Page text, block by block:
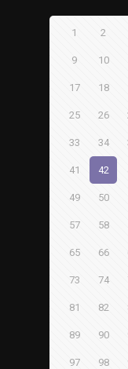
1 2
9 10
17 18
25 26
33 34
41 42
49 50
57 58
65 66
73 74
81 82
89 90
97 98